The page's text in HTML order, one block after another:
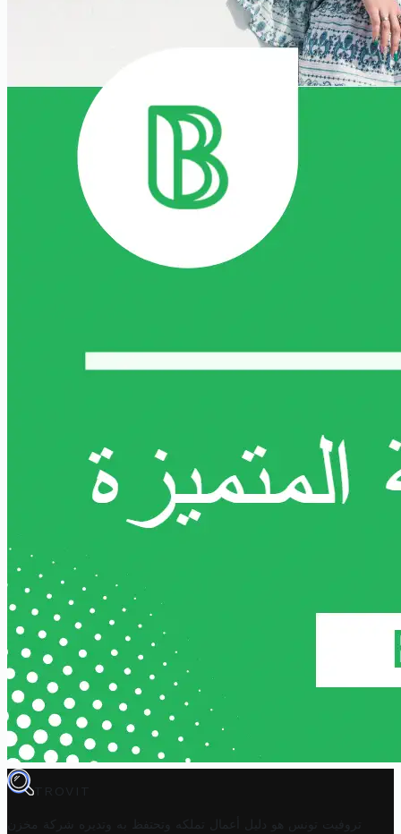
TROVIT
تروفيت تونس هو دليل أعمال تملكه وتحتفظ به وتديره
شركة مخزن